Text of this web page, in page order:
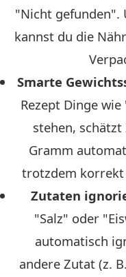
"Nicht gefunden".
kannst du die
Smarte
Rezept Dinge
stehen,
Gramm
trotzdem korrekt
Zutaten
"Salz" oder
automatisch
andere Zutat (z.